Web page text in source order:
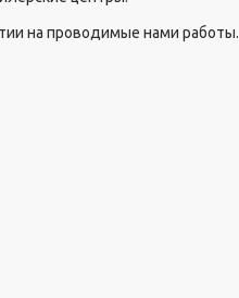
на проводимые нами работы.